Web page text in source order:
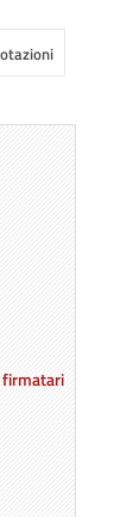
firmatari